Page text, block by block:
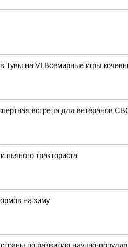
на VI Всемирные игры
встреча для ветеранов
тракториста
на зиму